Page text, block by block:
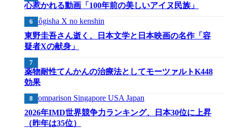
心惹かれる動画「100年前の美しいアイヌ民族」
東野圭吾さん逝く、日本文学と日本映画の名作「容
疑者Xの献身」
薬物耐性てんかんの治療法としてモーツァルトK448
効果
2026年IMD世界競争力ランキング、日本30位に上昇
（昨年は35位）